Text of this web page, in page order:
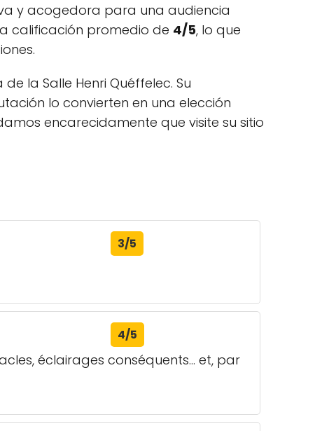
y acogedora para una audiencia
calificación promedio de 4/5, lo que
la Salle Henri Quéffelec. Su
lo convierten en una elección
encarecidamente que visite su sitio
3/5
4/5
éclairages conséquents... et, par